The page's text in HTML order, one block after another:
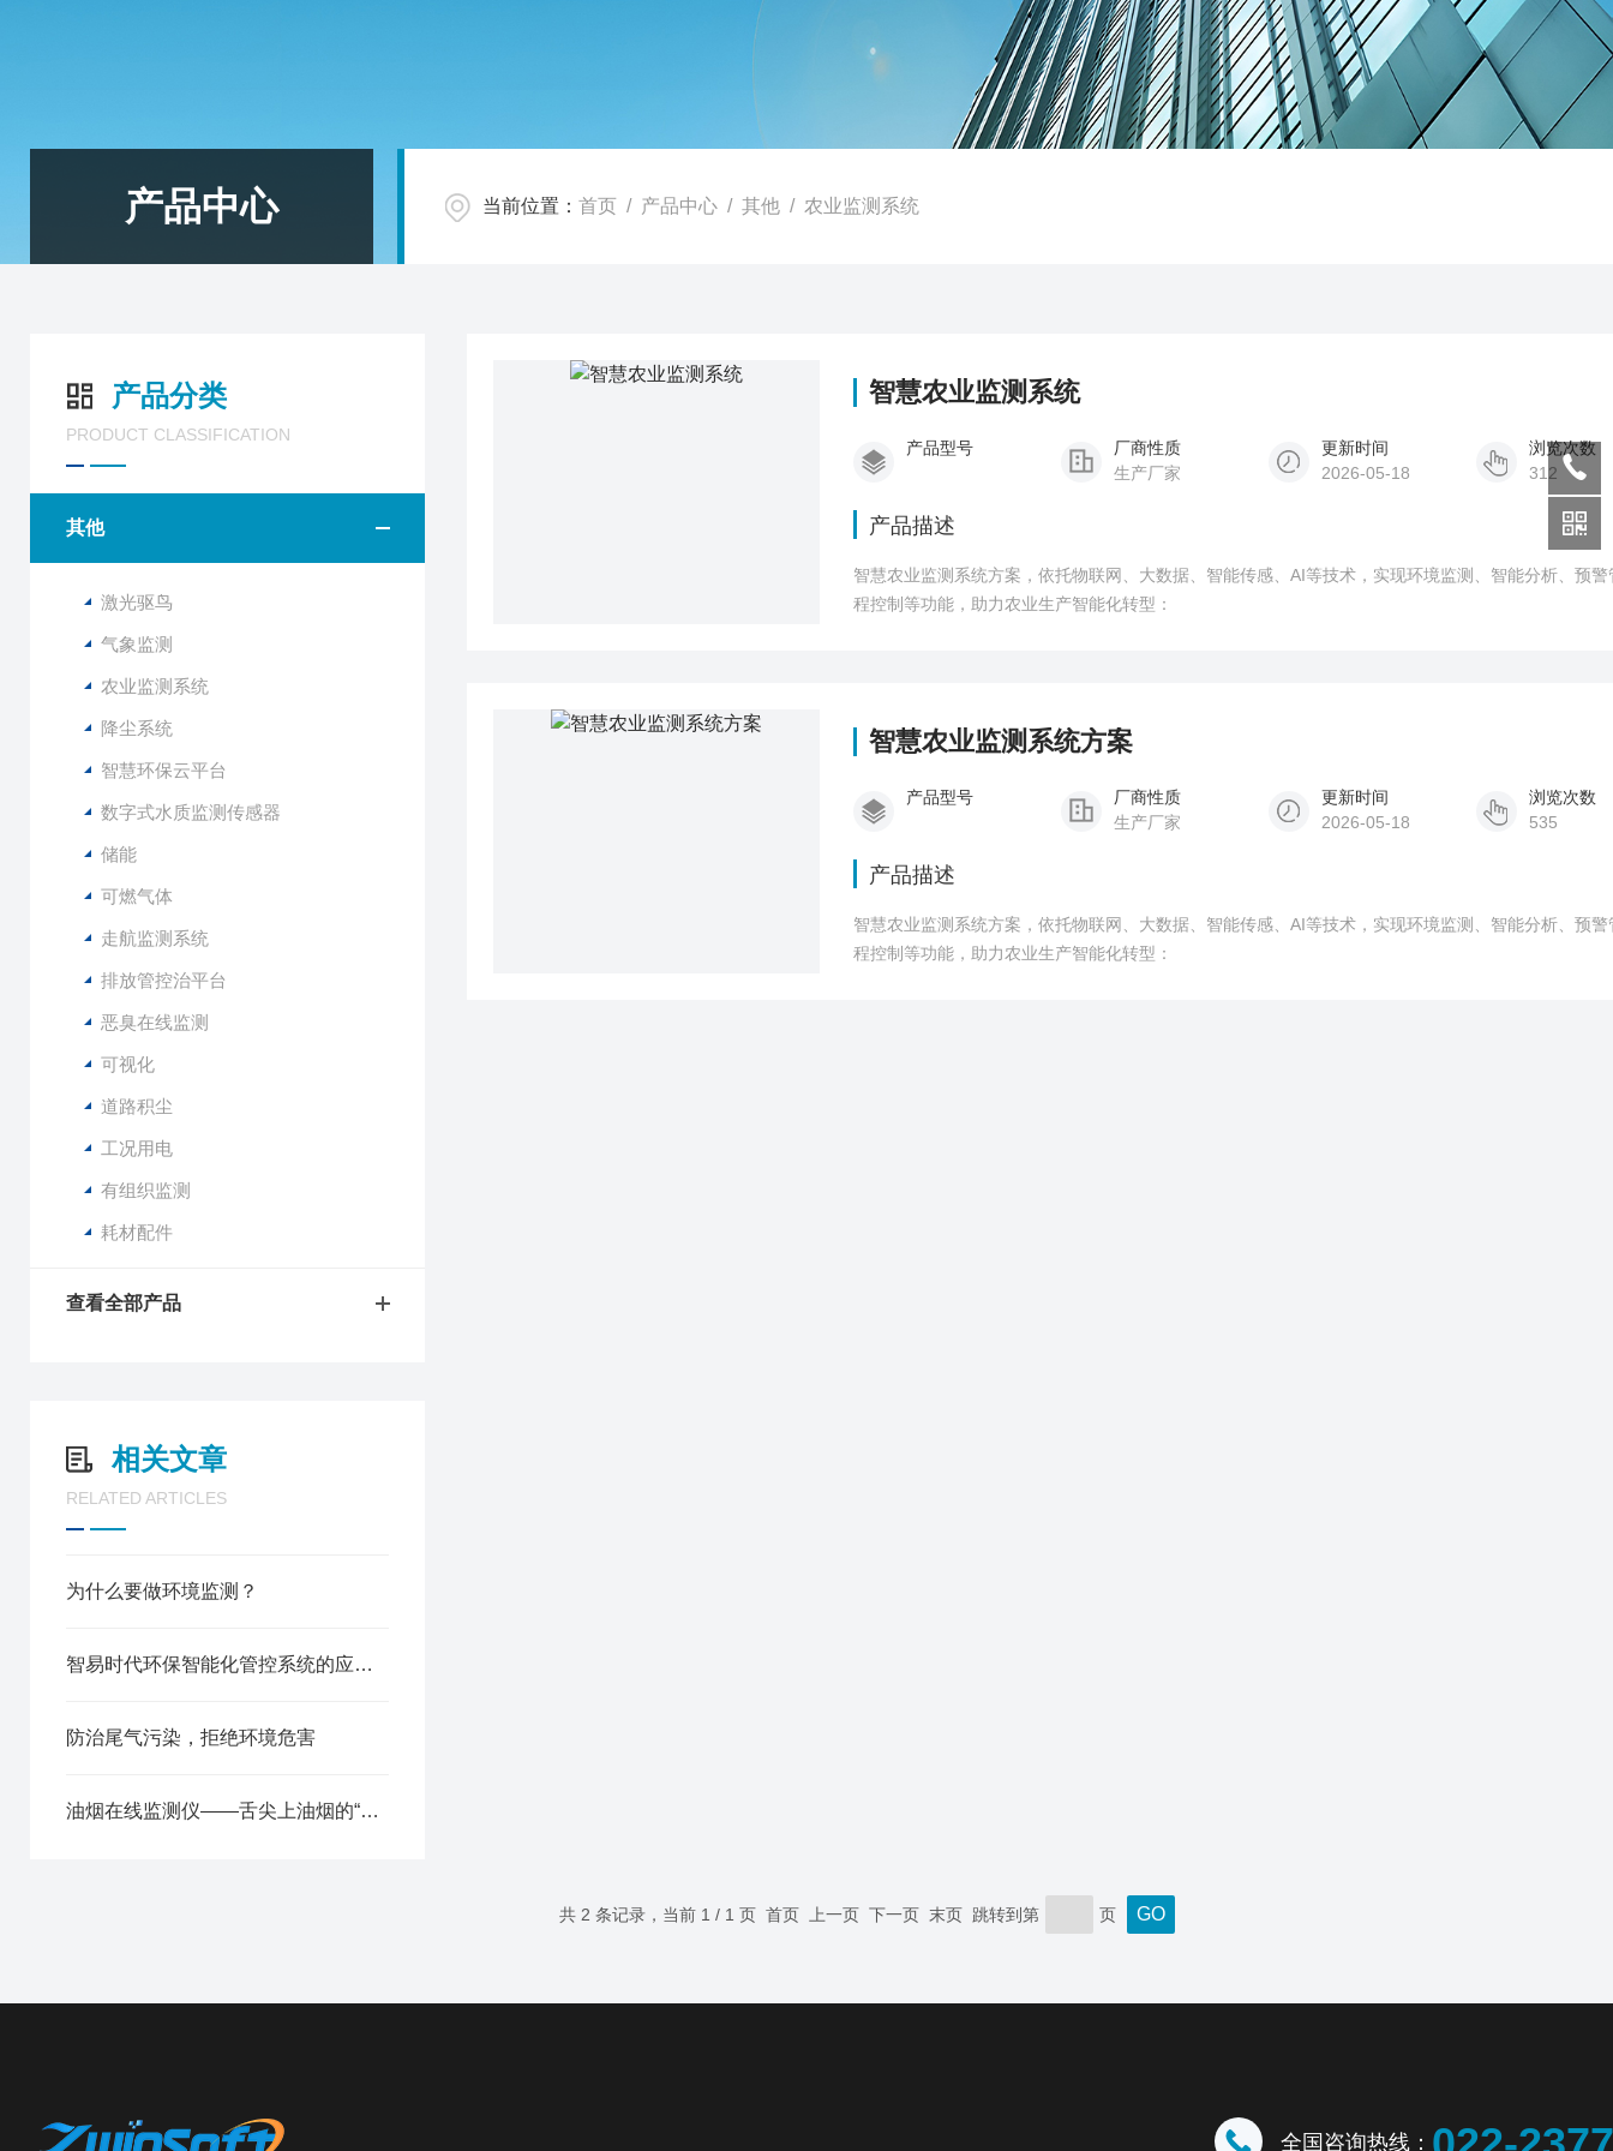
产品中心 当前位置： 首页 / 产品中心 / 其他 / 农业监测系统
产品分类
PRODUCT CLASSIFICATION
其他
激光驱鸟
气象监测
农业监测系统
降尘系统
智慧环保云平台
数字式水质监测传感器
储能
可燃气体
走航监测系统
排放管控治平台
恶臭在线监测
可视化
道路积尘
工况用电
有组织监测
耗材配件
查看全部产品
相关文章
RELATED ARTICLES
为什么要做环境监测？
智易时代环保智能化管控系统的应用介绍
防治尾气污染，拒绝环境危害
油烟在线监测仪——舌尖上油烟的“云端管家”
智慧农业监测系统
产品型号
厂商性质
生产厂家
更新时间
2026-05-18
浏览次数
312
产品描述
智慧农业监测系统方案，依托物联网、大数据、智能传感、AI等技术，实现环境监测、智能分析、预警
程控制等功能，助力农业生产智能化转型：
智慧农业监测系统方案
产品型号
厂商性质
生产厂家
更新时间
2026-05-18
浏览次数
535
产品描述
智慧农业监测系统方案，依托物联网、大数据、智能传感、AI等技术，实现环境监测、智能分析、预警
程控制等功能，助力农业生产智能化转型：
共 2 条记录，当前 1 / 1 页 首页 上一页 下一页 末页 跳转到第 页
全国咨询热线：